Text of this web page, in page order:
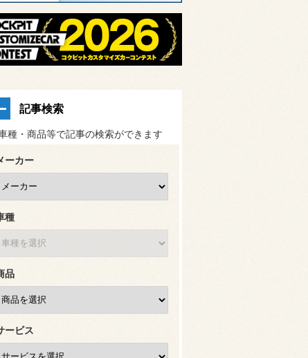
記事検索
種・商品等で記事の検索ができます
ーカー
種
品
ービス